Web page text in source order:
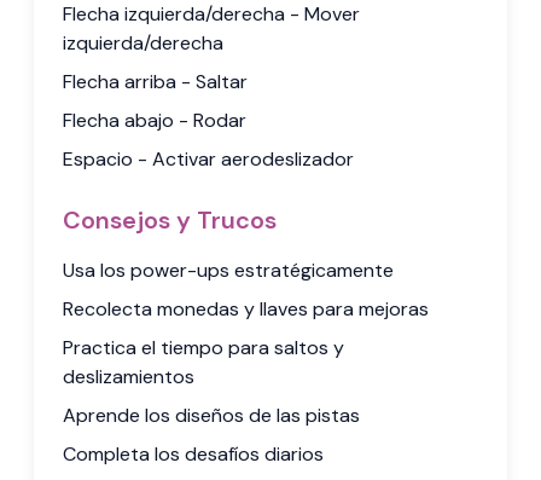
Flecha izquierda/derecha - Mover
izquierda/derecha
Flecha arriba - Saltar
Flecha abajo - Rodar
Espacio - Activar aerodeslizador
Consejos y Trucos
Usa los power-ups estratégicamente
Recolecta monedas y llaves para mejoras
Practica el tiempo para saltos y
deslizamientos
Aprende los diseños de las pistas
Completa los desafíos diarios